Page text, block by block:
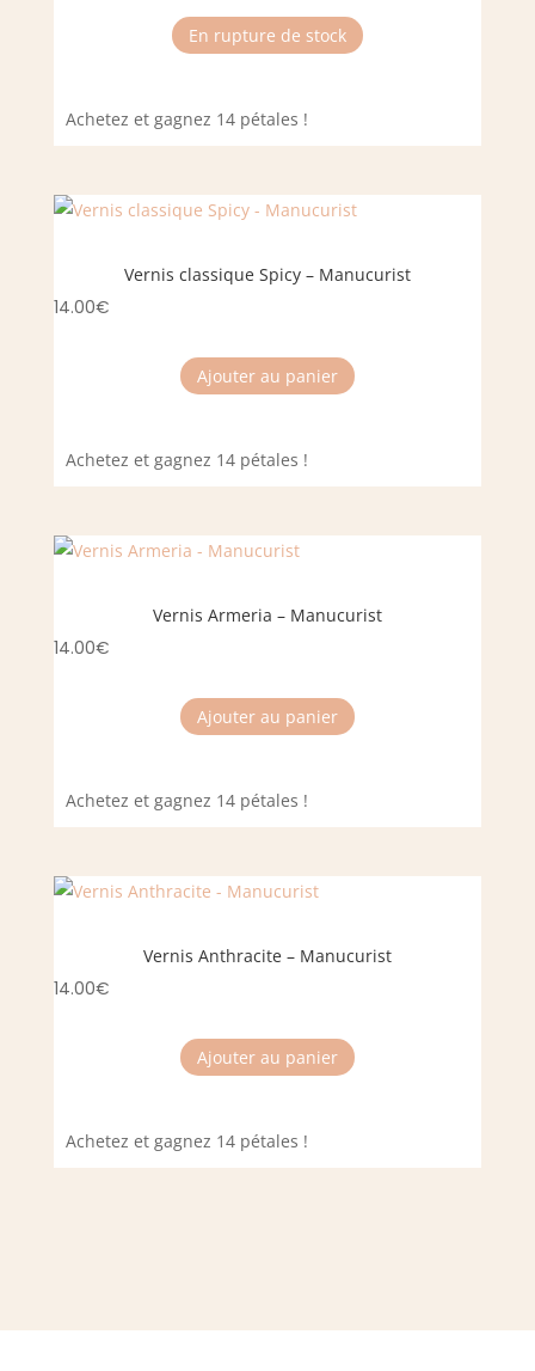
En rupture de stock
Achetez et gagnez 14 pétales !
Vernis classique Spicy – Manucurist
14.00€
Ajouter au panier
Achetez et gagnez 14 pétales !
Vernis Armeria – Manucurist
14.00€
Ajouter au panier
Achetez et gagnez 14 pétales !
Vernis Anthracite – Manucurist
14.00€
Ajouter au panier
Achetez et gagnez 14 pétales !